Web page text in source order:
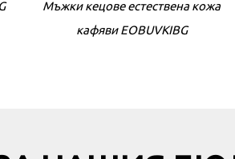
Дамски сникърси черни EOBUVKIBG
Мъжки кецове естествена кожа
кафяви EOBUVKIBG